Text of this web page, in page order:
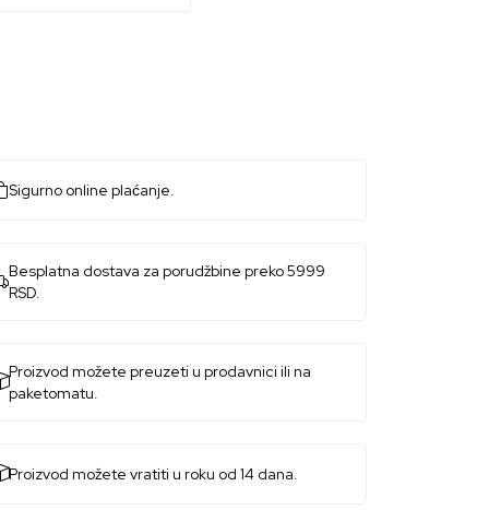
Sigurno online plaćanje.
Besplatna dostava za porudžbine preko 5999
RSD.
Proizvod možete preuzeti u prodavnici ili na
paketomatu.
Proizvod možete vratiti u roku od 14 dana.